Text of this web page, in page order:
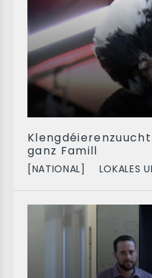
ganz Famill
[NATIONAL] LOKALES